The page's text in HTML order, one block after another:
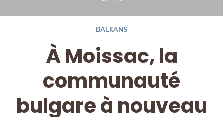
BALKANS
À Moissac, la
communauté
bulgare à nouveau